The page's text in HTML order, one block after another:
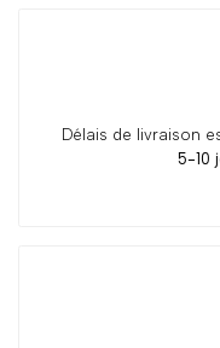
Délais de livraison
5-10